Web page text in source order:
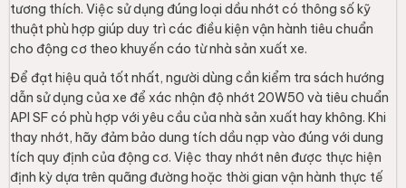
tương thích. Việc sử dụng đúng loại dầu nhớt có thông số kỹ
thuật phù hợp giúp duy trì các điều kiện vận hành tiêu chuẩn
cho động cơ theo khuyến cáo từ nhà sản xuất xe.
Để đạt hiệu quả tốt nhất, người dùng cần kiểm tra sách hướng
dẫn sử dụng của xe để xác nhận độ nhớt 20W50 và tiêu chuẩn
API SF có phù hợp với yêu cầu của nhà sản xuất hay không. Khi
thay nhớt, hãy đảm bảo dung tích dầu nạp vào đúng với dung
tích quy định của động cơ. Việc thay nhớt nên được thực hiện
định kỳ dựa trên quãng đường hoặc thời gian vận hành thực tế